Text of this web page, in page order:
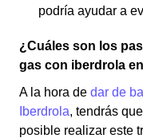
podría ayudar a
¿Cuáles son los
gas con iberdrola
A la hora de dar de
Iberdrola, tendrás
posible realizar este